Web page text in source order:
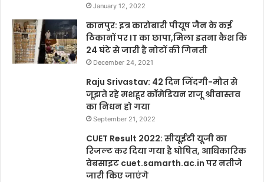
January 12, 2022
कानपुर: इत्र कारोबारी पीयूष जैन के कई
ठिकानों पर IT का छापा,मिला इतना कैश कि
24 घंटे से जारी है नोटों की गिनती
December 24, 2021
Raju Srivastav: 42 दिन जिंदगी-मौत से
जूझते रहे मशहूर कॉमेडियन राजू श्रीवास्तव
का निधन हो गया
September 21, 2022
CUET Result 2022: सीयूईटी यूजी का
रिजल्ट कर दिया गया है घोषित, आधिकारिक
वेबसाइट cuet.samarth.ac.in पर नतीजे
जारी किए जाएंगे